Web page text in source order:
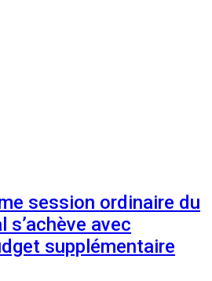
session ordinaire du
s’achève avec
supplémentaire